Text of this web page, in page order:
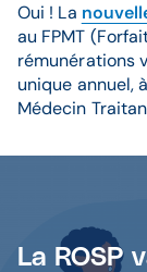
Oui ! La
au FPMT
rémunérations
unique annuel,
Médecin
La ROSP